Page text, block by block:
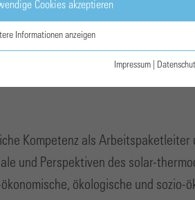
materials and heat recuperation
Kompetenz als Arbeitspaketleiter
und Perspektiven des solar-
ökologische und sozio-
Cookies akzeptieren
Informationen anzeigen
Impressum